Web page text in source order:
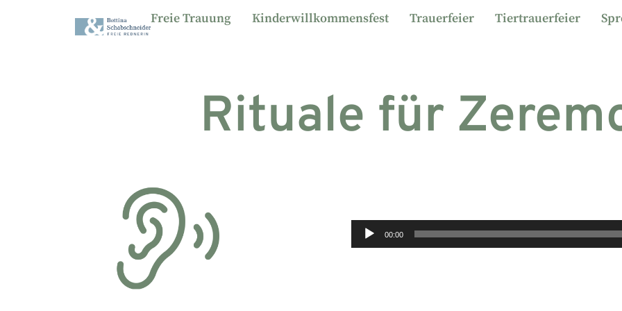
Freie Trauung Kinderwillkommensfest Trauerfeier Tiertrauerfeier
Rituale für
Audio-
Player
00:00